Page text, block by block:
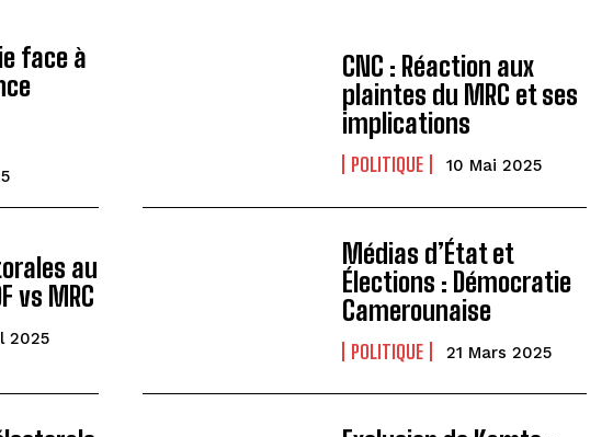
face à
CNC : Réaction aux
plaintes du MRC et ses
implications
POLITIQUE 10 Mai 2025
au
vs MRC
2025
Médias d’État et
Élections : Démocratie
Camerounaise
POLITIQUE 21 Mars 2025